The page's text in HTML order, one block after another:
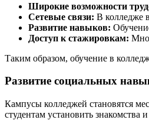
Широкие возможности
Сетевые связи: В колледже
Развитие навыков:
Доступ к стажировкам:
Таким образом, обучение в
Развитие социальных
Кампусы колледжей становятся
студентам установить